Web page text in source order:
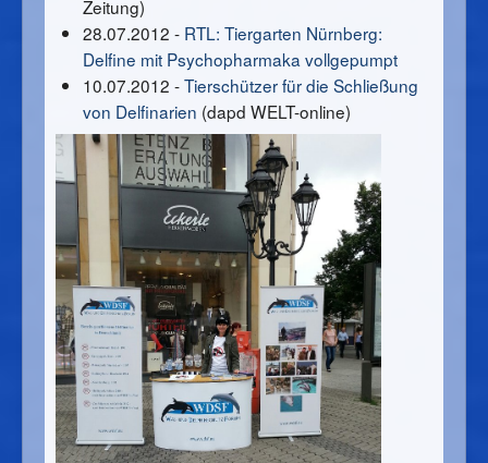
Zeitung)
28.07.2012 - RTL: Tiergarten Nürnberg:
Delfine mit Psychopharmaka vollgepumpt
10.07.2012 -Tierschützer für die Schließung
von Delfinarien (dapd WELT-online)